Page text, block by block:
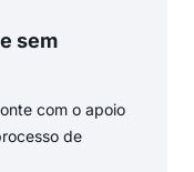
sem
com o apoio
de